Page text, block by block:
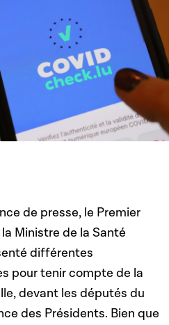
de presse, le Premier
Ministre de la Santé
différentes
pour tenir compte de la
devant les députés du
des Présidents. Bien que